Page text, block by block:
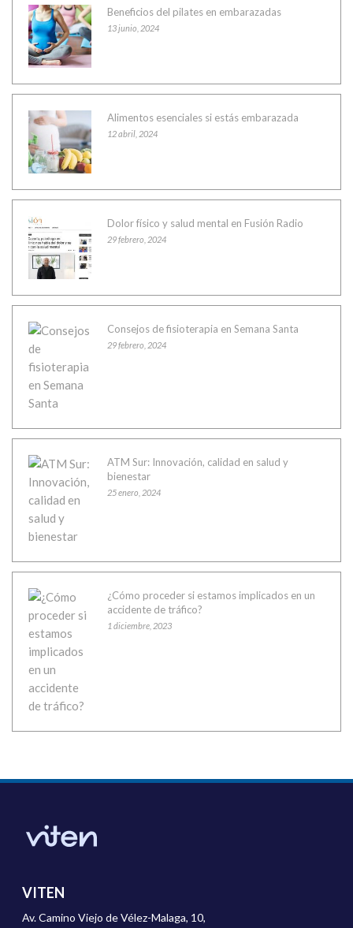
Beneficios del pilates en embarazadas
13 junio, 2024
Alimentos esenciales si estás embarazada
12 abril, 2024
Dolor físico y salud mental en Fusión Radio
29 febrero, 2024
Consejos de fisioterapia en Semana Santa
29 febrero, 2024
ATM Sur: Innovación, calidad en salud y
bienestar
25 enero, 2024
¿Cómo proceder si estamos implicados en un
accidente de tráfico?
1 diciembre, 2023
VITEN
Av. Camino Viejo de Vélez-Malaga, 10,